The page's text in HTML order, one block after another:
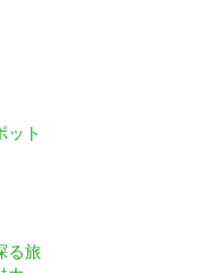
ット
る旅